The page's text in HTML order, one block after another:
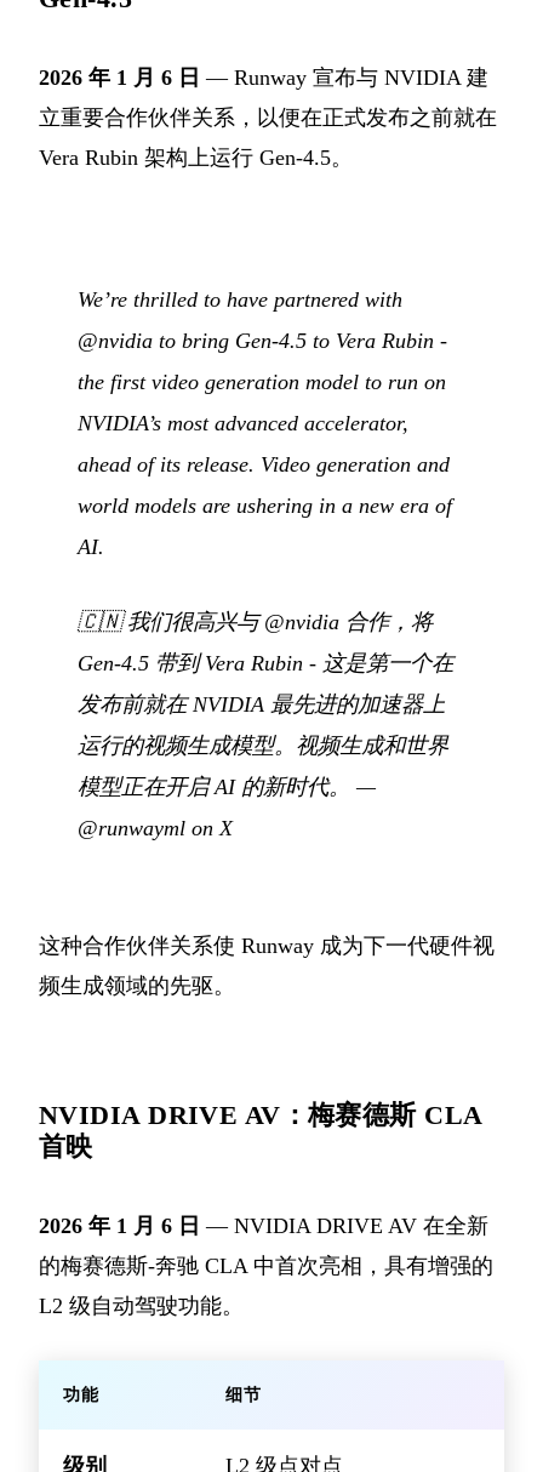
2026 年 1 月 6 日 — Runway 宣布与 NVIDIA 建
立重要合作伙伴关系，以便在正式发布之前就在
Vera Rubin 架构上运行 Gen-4.5。
We’re thrilled to have partnered with
@nvidia to bring Gen-4.5 to Vera Rubin -
the first video generation model to run on
NVIDIA’s most advanced accelerator,
ahead of its release. Video generation and
world models are ushering in a new era of
AI.
🇨🇳我们很高兴与 @nvidia 合作，将
Gen-4.5 带到 Vera Rubin - 这是第一个在
发布前就在 NVIDIA 最先进的加速器上
运行的视频生成模型。视频生成和世界
模型正在开启 AI 的新时代。
—
@runwayml on X
这种合作伙伴关系使 Runway 成为下一代硬件视
频生成领域的先驱。
NVIDIA DRIVE AV：梅赛德斯 CLA
首映
2026 年 1 月 6 日 — NVIDIA DRIVE AV 在全新
的梅赛德斯-奔驰 CLA 中首次亮相，具有增强的
L2 级自动驾驶功能。
功能 细节
级别 L2 级点对点